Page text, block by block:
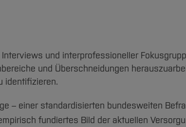
und interprofessioneller
und Überschneidungen
identifizieren.
– einer standardisierten bundesweiten
fundiertes Bild der aktuellen